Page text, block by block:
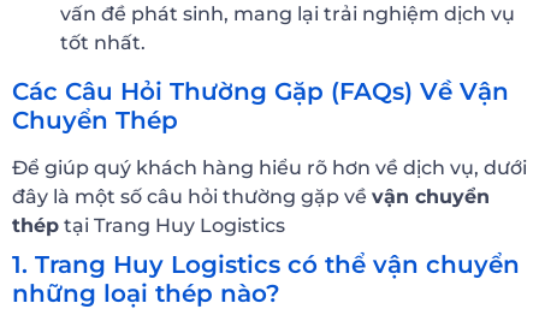
vấn đề phát sinh, mang lại trải nghiệm dịch vụ
tốt nhất.
Các Câu Hỏi Thường Gặp (FAQs) Về Vận
Chuyển Thép
Để giúp quý khách hàng hiểu rõ hơn về dịch vụ, dưới
đây là một số câu hỏi thường gặp về vận chuyển
thép tại Trang Huy Logistics
1. Trang Huy Logistics có thể vận chuyển
những loại thép nào?